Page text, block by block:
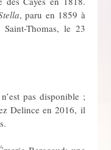
, paru en 1859 à
Thomas, le 23
pas disponible ;
Delince en 2016, il